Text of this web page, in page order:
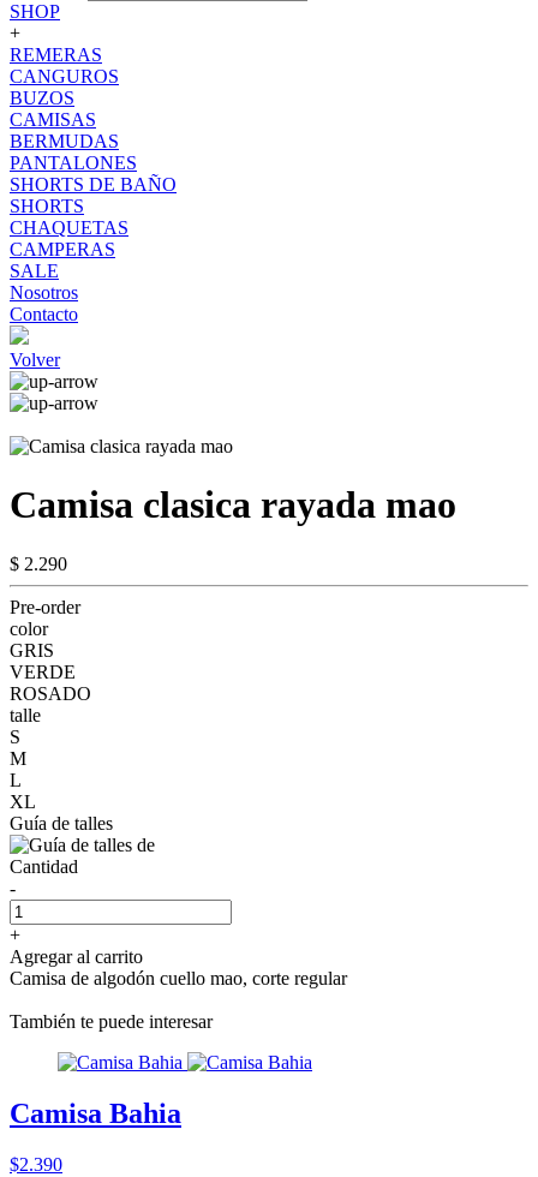
SHOP
+
REMERAS
CANGUROS
BUZOS
CAMISAS
BERMUDAS
PANTALONES
SHORTS DE BAÑO
SHORTS
CHAQUETAS
CAMPERAS
SALE
Nosotros
Contacto
Volver
Camisa clasica rayada mao
$ 2.290
Pre-order
color
GRIS
VERDE
ROSADO
talle
S
M
L
XL
Guía de talles
Cantidad
-
+
Agregar al carrito
Camisa de algodón cuello mao, corte regular
También te puede interesar
Camisa Bahia
$2.390